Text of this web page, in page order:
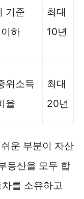
기준
하
최대
10년
위소득
율
최대
20년
운 부분이 자산
동산을 모두 합
를 소유하고